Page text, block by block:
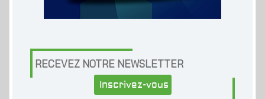
RECEVEZ NOTRE NEWSLETTER
Inscrivez-vous